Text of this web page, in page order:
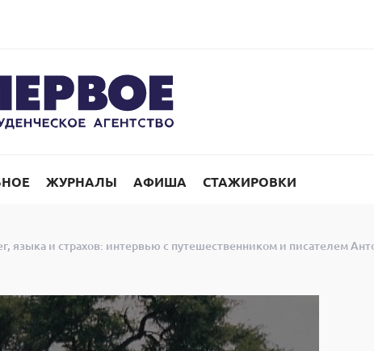
ЖУРНАЛЫ АФИША СТАЖИРОВКИ
языка и страхов: интервью с путешественником и писателем